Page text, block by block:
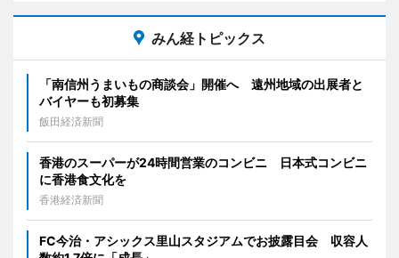
みん経トピックス
「南信州うまいもの商談会」開催へ 遠州地域の出展者と
バイヤーも初募集
飯田経済新聞
香港のスーパーが24時間営業のコンビニ 日本式コンビニ
に香港食文化を
香港経済新聞
FC今治・アシックス里山スタジアムでお披露目会 収容人